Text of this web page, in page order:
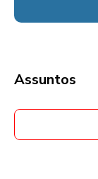
Assuntos